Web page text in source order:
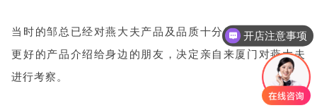
当时的邹总已经对燕大夫产品及品质十分感兴趣，为了将
更好的产品介绍给身边的朋友，决定亲自来厦门对燕大夫
进行考察。
开店注意事项